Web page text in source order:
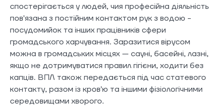
спостерігається у людей, чия професійна діяльність
пов'язана з постійним контактом рук з водою -
посудомийок та інших працівників сфери
громадського харчування. Заразитися вірусом
можна в громадських місцях — сауні, басейні, лазні,
якщо не дотримуватися правил гігієни, ходити без
капців. ВПЛ також передається під час статевого
контакту, разом із кров'ю та іншими фізіологічними
середовищами хворого.